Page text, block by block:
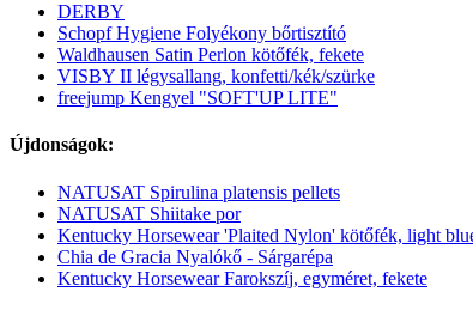
DERBY
Schopf Hygiene Folyékony bőrtisztító
Waldhausen Satin Perlon kötőfék, fekete
VISBY II légysallang, konfetti/kék/szürke
freejump Kengyel "SOFT'UP LITE"
Újdonságok:
NATUSAT Spirulina platensis pellets
NATUSAT Shiitake por
Kentucky Horsewear 'Plaited Nylon' kötőfék, light
Chia de Gracia Nyalókő - Sárgarépa
Kentucky Horsewear Farokszíj, egyméret, fekete